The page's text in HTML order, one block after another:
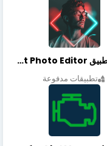
تحميل تطبيق NeonArt Photo Editor مهكر أخر إصدار
تطبيقات مدفوعة